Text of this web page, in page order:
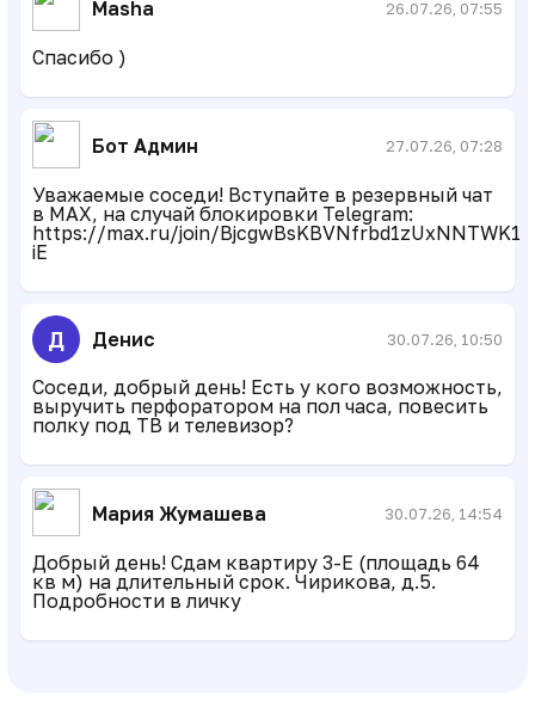
Мария Жумашева 30.07.26, 14:54
Добрый день! Сдам квартиру 3-Е (площадь 64
кв м) на длительный срок. Чирикова, д.5.
Подробности в личку
Д Денис 30.07.26, 10:50
Соседи, добрый день! Есть у кого возможность,
выручить перфоратором на пол часа, повесить
полку под ТВ и телевизор?
Бот Админ 27.07.26, 07:28
Уважаемые соседи! Вступайте в резервный чат
в MAX, на случай блокировки Telegram:
https://max.ru/join/
iE
Masha 26.07.26, 07:55
Спасибо )